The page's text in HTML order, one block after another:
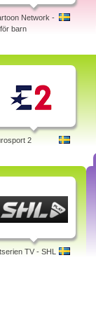
Network -
barn
2
TV - SHL